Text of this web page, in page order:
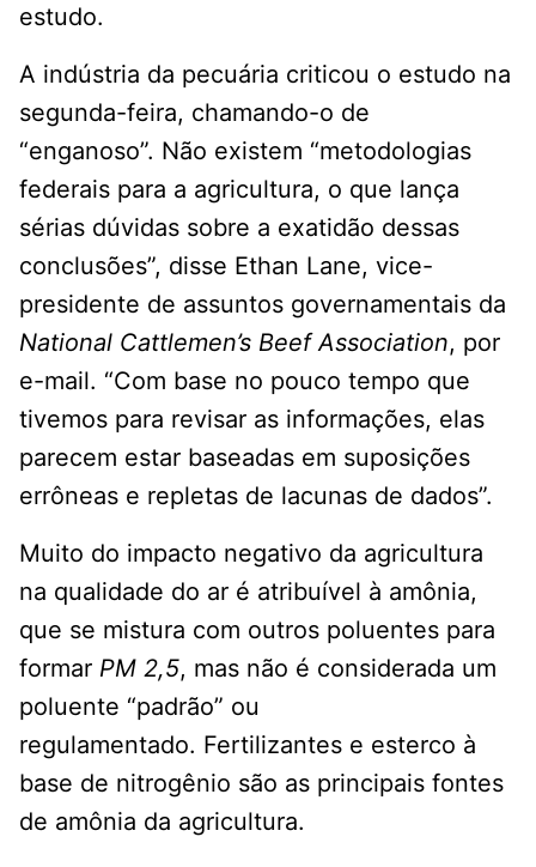
estudo.
A indústria da pecuária criticou o estudo na
segunda-feira, chamando-o de
“enganoso”. Não existem “metodologias
federais para a agricultura, o que lança
sérias dúvidas sobre a exatidão dessas
conclusões”, disse Ethan Lane, vice-
presidente de assuntos governamentais da
National Cattlemen’s Beef Association, por
e-mail. “Com base no pouco tempo que
tivemos para revisar as informações, elas
parecem estar baseadas em suposições
errôneas e repletas de lacunas de dados”.
Muito do impacto negativo da agricultura
na qualidade do ar é atribuível à amônia,
que se mistura com outros poluentes para
formar PM 2,5, mas não é considerada um
poluente “padrão” ou
regulamentado. Fertilizantes e esterco à
base de nitrogênio são as principais fontes
de amônia da agricultura.